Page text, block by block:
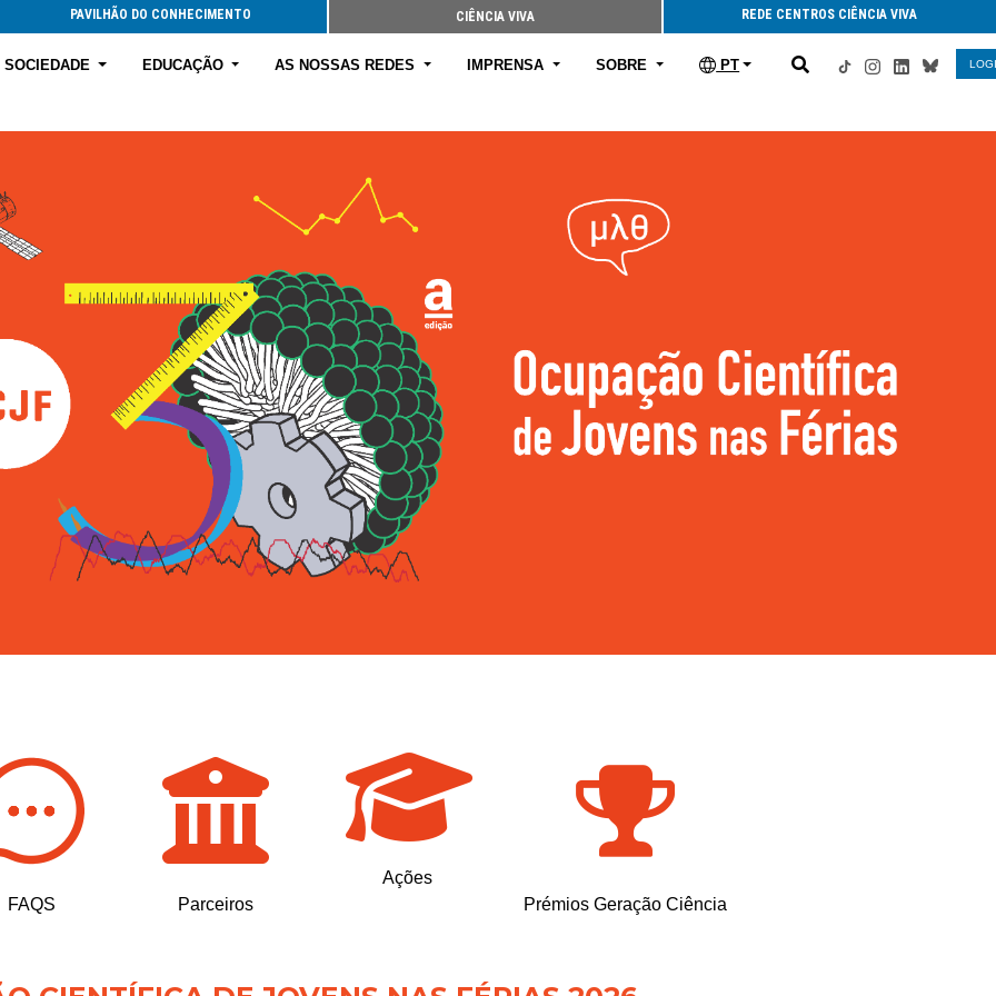
PAVILHÃO DO CONHECIMENTO CIÊNCIA VIVA REDE CENTROS CIÊNCIA VIVA
EDUCAÇÃO AS NOSSAS REDES IMPRENSA SOBRE PT
FAQS Parceiros
Ações
Prémios Geração Ciência